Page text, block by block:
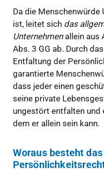
Da die Menschenwürde
ist, leitet sich das
Unternehmenallein aus
Abs. 3 GG ab. Durch
Entfaltung der
garantierte
dass jeder einen
seine private
ungestört entfalten und
dem er allein sein kann.
Woraus besteht